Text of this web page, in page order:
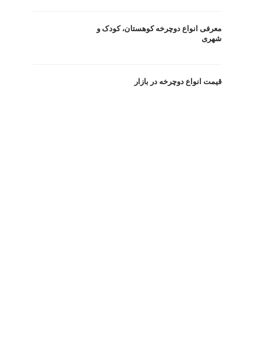
معرفی انواع دوچرخه کوهستان، کودک و
شهری
قیمت انواع دوچرخه در بازار